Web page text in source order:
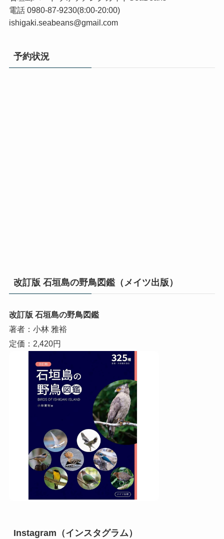
電話 0980-87-9230(8:00-20:00)
ishigaki.seabeans@gmail.com
予約状況
改訂版 石垣島の野鳥図鑑（メイツ出版）
改訂版 石垣島の野鳥図鑑
著者：小林 雅裕
定価：2,420円
Instagram（インスタグラム）